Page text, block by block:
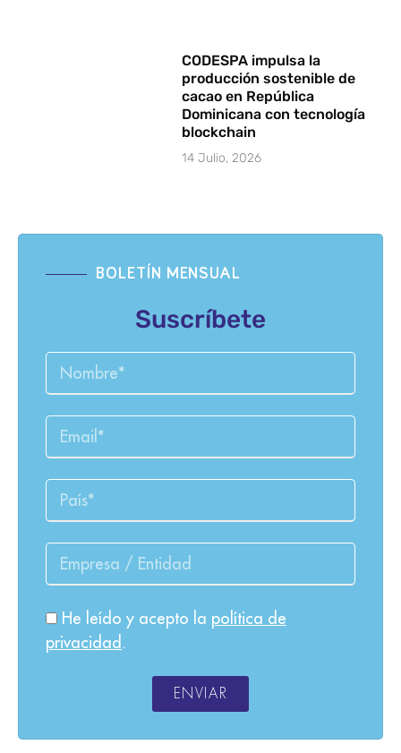
CODESPA impulsa la
producción sostenible de
cacao en República
Dominicana con tecnología
blockchain
14 Julio, 2026
BOLETÍN MENSUAL
Suscríbete
He leído y acepto la política de
privacidad .
ENVIAR